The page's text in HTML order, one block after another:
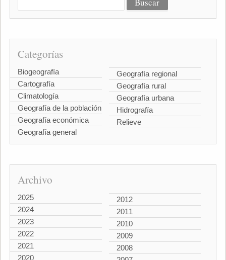
Categorías
Biogeografía
Cartografía
Climatología
Geografía de la población
Geografía económica
Geografía general
Geografía regional
Geografía rural
Geografía urbana
Hidrografía
Relieve
Archivo
2025
2024
2023
2022
2021
2020
2012
2011
2010
2009
2008